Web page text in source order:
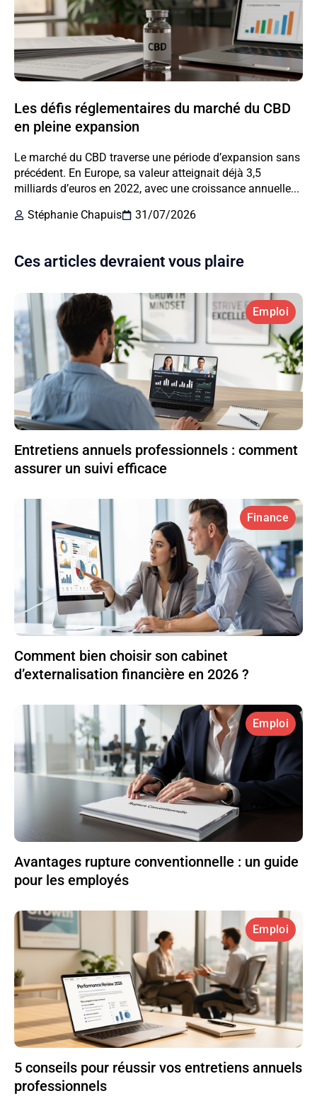
Les défis réglementaires du marché du CBD
en pleine expansion
Le marché du CBD traverse une période d’expansion sans
précédent. En Europe, sa valeur atteignait déjà 3,5
milliards d’euros en 2022, avec une croissance annuelle...
Stéphanie Chapuis
31/07/2026
Ces articles devraient vous plaire
Emploi
Entretiens annuels professionnels : comment
assurer un suivi efficace
Finance
Comment bien choisir son cabinet
d’externalisation financière en 2026 ?
Emploi
Avantages rupture conventionnelle : un guide
pour les employés
Emploi
5 conseils pour réussir vos entretiens annuels
professionnels